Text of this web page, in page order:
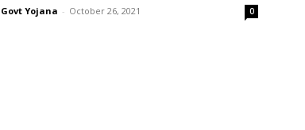
Govt Yojana - October 26, 2021 0